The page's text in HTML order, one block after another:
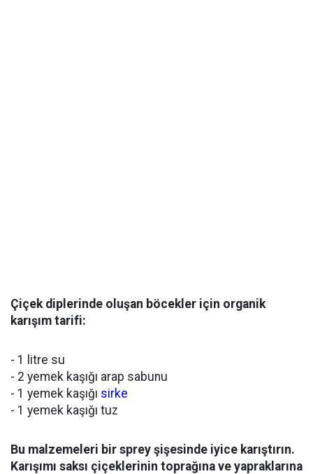
Çiçek diplerinde oluşan böcekler için organik
karışım tarifi:
- 1 litre su
- 2 yemek kaşığı arap sabunu
- 1 yemek kaşığı sirke
- 1 yemek kaşığı tuz
Bu malzemeleri bir sprey şişesinde iyice karıştırın.
Karışımı saksı çiçeklerinin toprağına ve yapraklarına